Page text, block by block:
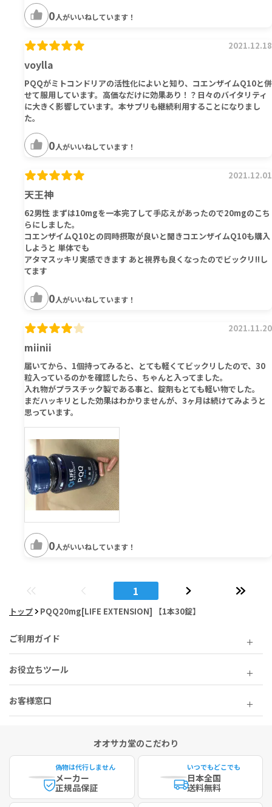
0人がいいねしています！
voylla
2021.12.18
PQQがミトコンドリアの活性化によいと知り、コエンザイムQ10と併
せて服用しています。高価なだけに効果あり！？日々のバイタリティ
に大きく影響しています。本サプリも継続利用することになりまし
た。
0人がいいねしています！
天王神
2021.12.01
62男性 まずは10mgを一本完了して手応えがあったので20mgのこち
らにしました。
コエンザイムQ10との同時摂取が良いと聞きコエンザイムQ10も購入
しようと 単体でも
アタマスッキリ実感できます あと視界も良くなったのでビックリ!!️し
てます
0人がいいねしています！
miinii
2021.11.20
届いてから、1個持ってみると、とても軽くてビックリしたので、30
粒入っているのかを確認したら、ちゃんと入ってました。
入れ物がプラスチック製である事と、錠剤もとても軽い物でした。
まだハッキリとした効果はわかりませんが、3ヶ月は続けてみようと
思っています。
0人がいいねしています！
1
トップ PQQ20mg[LIFE EXTENSION] 【1本30錠】
ご利用ガイド
お役立ちツール
お客様窓口
オオサカ堂のこだわり
偽物は代行しません
メーカー
正規品保証
いつでもどこでも
日本全国
送料無料